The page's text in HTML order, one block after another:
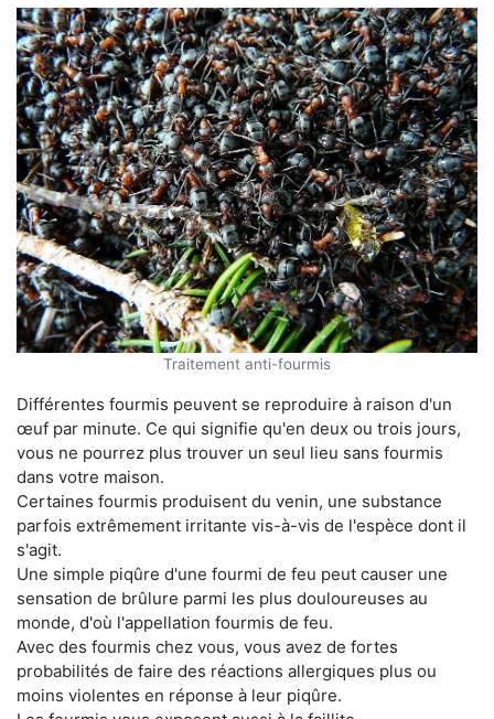
Traitement anti-fourmis
Différentes fourmis peuvent se reproduire à raison d'un
œuf par minute. Ce qui signifie qu'en deux ou trois jours,
vous ne pourrez plus trouver un seul lieu sans fourmis
dans votre maison.
Certaines fourmis produisent du venin, une substance
parfois extrêmement irritante vis-à-vis de l'espèce dont il
s'agit.
Une simple piqûre d'une fourmi de feu peut causer une
sensation de brûlure parmi les plus douloureuses au
monde, d'où l'appellation fourmis de feu.
Avec des fourmis chez vous, vous avez de fortes
probabilités de faire des réactions allergiques plus ou
moins violentes en réponse à leur piqûre.